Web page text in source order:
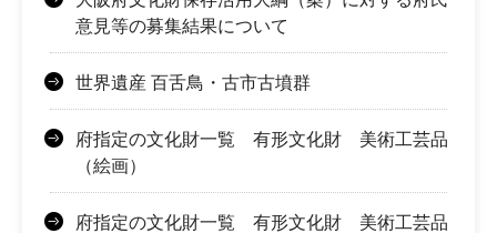
意見等の募集結果について
世界遺産 百舌鳥・古市古墳群
府指定の文化財一覧 有形文化財 美術工芸品
（絵画）
府指定の文化財一覧 有形文化財 美術工芸品